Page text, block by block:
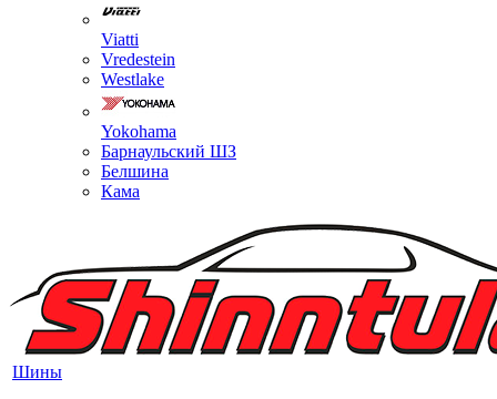
Viatti
Vredestein
Westlake
Yokohama
Барнаульский ШЗ
Белшина
Кама
Шины